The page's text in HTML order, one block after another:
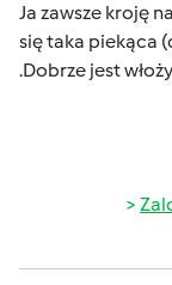
Ja zawsze kroję
się taka piekąca
.Dobrze jest